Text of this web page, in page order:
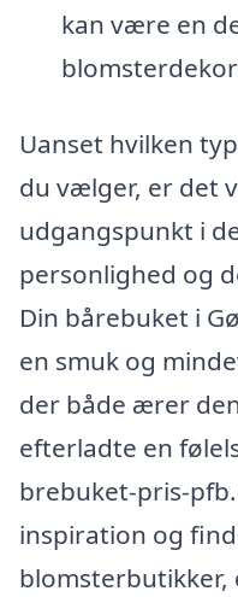
kan være en
Uanset hvilken
du vælger, er det
udgangspunkt i
personlighed og
Din bårebuket i
en smuk og
der både ærer
efterladte en
brebuket-pris-
inspiration og
blomsterbutikker,